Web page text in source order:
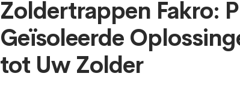
Zoldertrappen Fakro:
Geïsoleerde
tot Uw Zolder